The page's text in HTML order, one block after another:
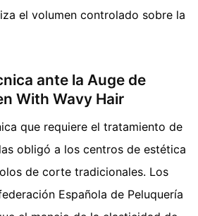
el volumen controlado sobre la
ante la Auge de
With Wavy Hair
que requiere el tratamiento de
obligó a los centros de estética
de corte tradicionales. Los
Española de Peluquería